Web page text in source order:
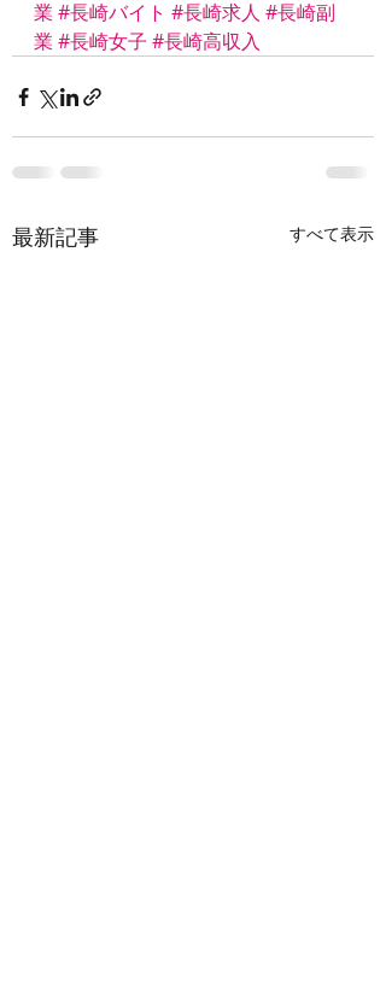
業 #長崎バイト #長崎求人 #長崎副
業 #長崎女子 #長崎高収入
最新記事 すべて表示